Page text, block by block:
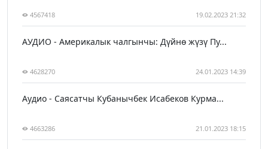
4567418 19.02.2023 21:32
АУДИО - Америкалык чалгынчы: Дүйнө жүзү Пу...
4628270 24.01.2023 14:39
Аудио - Саясатчы Кубанычбек Исабеков Курма...
4663286 21.01.2023 18:15